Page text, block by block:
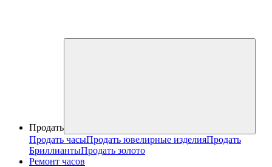
Продать
Продать часыПродать ювелирные изделияПродать
БриллиантыПродать золото
Ремонт часов